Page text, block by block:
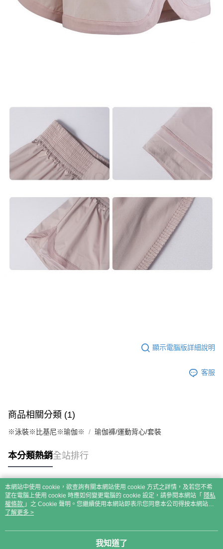
顯示電腦版詳細說明
客服
商品相關分類 (1)
※泳裝※比基尼※瑜伽※ 瑜伽褲/運動背心/套裝
本分類熱銷全站排行
熱門標籤
本網站中使用 cookie，欲查詢有關本網站使用 cookie 方式之詳情，及若您不希
望在電腦上使用 cookie 時應如何變更電腦的 cookie 設定，請參閱本網站「 隱私
權條款 」之 Cookie 聲明。您繼續使用本網站即表示您同意本公司得按本網站使
用條款之 Cookie 聲明使用 cookie。
了解更多 >
我知道了